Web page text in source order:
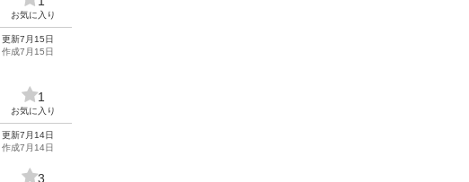
お気に入り
更新7月15日
作成7月15日
1
お気に入り
更新7月14日
作成7月14日
3